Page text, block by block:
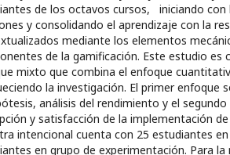
de los octavos cursos, iniciando con
y consolidando el aprendizaje con la
mediante los elementos
de la gamificación. Este estudio es
mixto que combina el enfoque
la investigación. El primer enfoque
análisis del rendimiento y el
y satisfacción de la implementación
intencional cuenta con 25 estudiantes
en grupo de experimentación. Para la